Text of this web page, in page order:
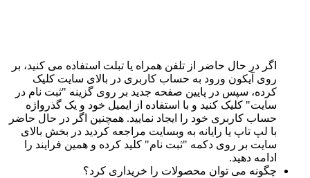
اگر در حال حاضر از تلفن همراه یا تبلت استفاده می کنید، بر
روی آیکون ورود به حساب کاربری در بالای سایت کلیک
کرده، سپس در پایین صفحه جدید بر روی گزینه "ثبت نام در
سایت" کلیک کنید و با استفاده از ایمیل خود و یک گذرواژه
حساب کاربری خود را ایجاد نمایید. همچنین اگر در حال حاضر
با لپ تاپ یا رایانه به وبسایت مراجعه کردید در بخش بالای
سایت بر روی دکمه "ثبت نام" کلید کرده و همین فرایند را
ادامه دهید.
چگونه می توان محصولات را خریداری کرد؟